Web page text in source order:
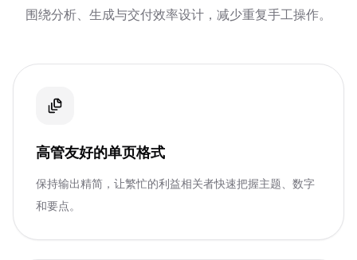
围绕分析、生成与交付效率设计，减少重复手工操作。
高管友好的单页格式
保持输出精简，让繁忙的利益相关者快速把握主题、数字
和要点。